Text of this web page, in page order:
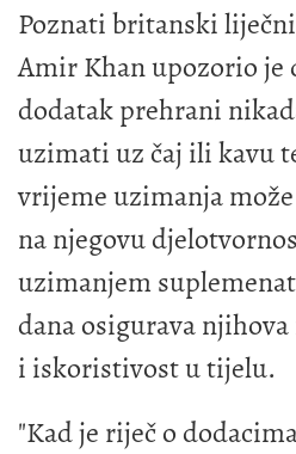
Poznati britanski
Amir Khan upozorio je
dodatak prehrani
uzimati uz čaj ili kavu
vrijeme uzimanja
na njegovu
uzimanjem
dana osigurava
i iskoristivost u tijelu.
"Kad je riječ o